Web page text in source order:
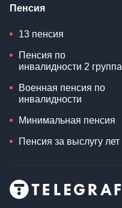
Пенсия
13 пенсия
Пенсия по
инвалидности 2 группа
Военная пенсия по
инвалидности
Минимальная пенсия
Пенсия за выслугу лет